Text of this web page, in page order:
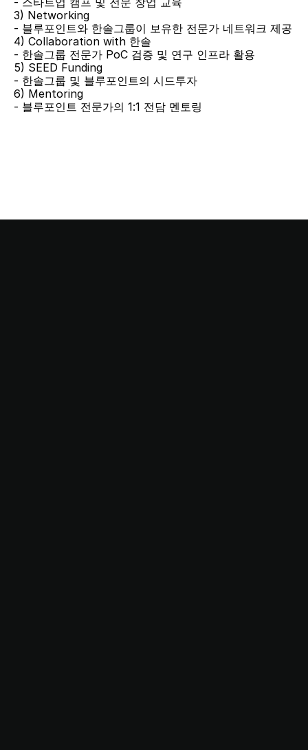
3) Networking
- 블루포인트와 한솔그룹이 보유한 전문가 네트워크 제공
4) Collaboration with 한솔
- 한솔그룹 전문가 PoC 검증 및 연구 인프라 활용
5) SEED Funding
- 한솔그룹 및 블루포인트의 시드투자
6) Mentoring
- 블루포인트 전문가의 1:1 전담 멘토링